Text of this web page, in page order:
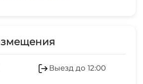
Выезд до 12:00